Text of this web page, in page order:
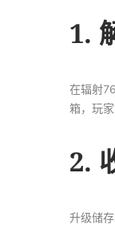
1.
在辐射
箱，玩
2.
升级储